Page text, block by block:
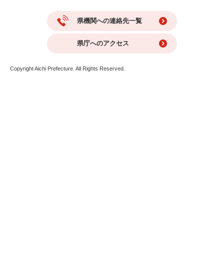
県機関への連絡先一覧
県庁へのアクセス
Copyright Aichi Prefecture. All Rights Reserved.